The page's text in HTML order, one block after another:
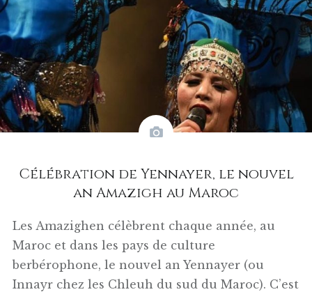
Célébration de Yennayer, le nouvel
an Amazigh au Maroc
Les Amazighen célèbrent chaque année, au
Maroc et dans les pays de culture
berbérophone, le nouvel an Yennayer (ou
Innayr chez les Chleuh du sud du Maroc). C’est